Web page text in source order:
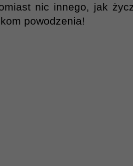
nic innego, jak
powodzenia!